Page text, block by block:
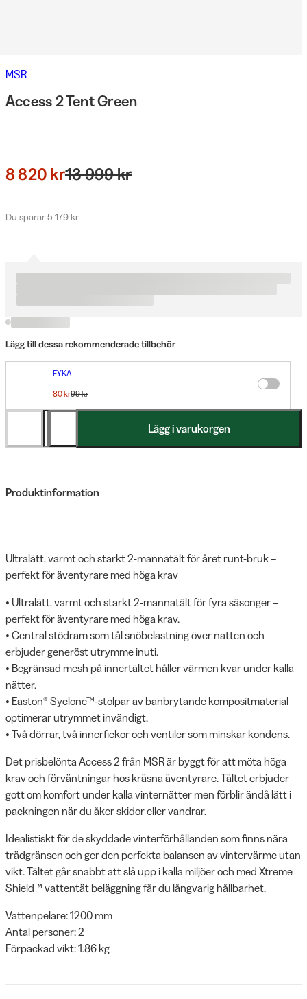
MSR
Access 2 Tent Green
8 820 kr13 999 kr
Du sparar 5 179 kr
Lägg till dessa rekommenderade tillbehör
FYKA
Luxa Tältlampa Gul
80 kr99 kr
Lägg i varukorgen
Produktinformation
Ultralätt, varmt och starkt 2-mannatält för året runt-bruk –
perfekt för äventyrare med höga krav
• Ultralätt, varmt och starkt 2-mannatält för fyra säsonger –
perfekt för äventyrare med höga krav.
• Central stödram som tål snöbelastning över natten och
erbjuder generöst utrymme inuti.
• Begränsad mesh på innertältet håller värmen kvar under kalla
nätter.
• Easton® Syclone™-stolpar av banbrytande kompositmaterial
optimerar utrymmet invändigt.
• Två dörrar, två innerfickor och ventiler som minskar kondens.
Det prisbelönta Access 2 från MSR är byggt för att möta höga
krav och förväntningar hos kräsna äventyrare. Tältet erbjuder
gott om komfort under kalla vinternätter men förblir ändå lätt i
packningen när du åker skidor eller vandrar.
Idealistiskt för de skyddade vinterförhållanden som finns nära
trädgränsen och ger den perfekta balansen av vintervärme utan
vikt. Tältet går snabbt att slå upp i kalla miljöer och med Xtreme
Shield™ vattentät beläggning får du långvarig hållbarhet.
Vattenpelare: 1200 mm
Antal personer: 2
Förpackad vikt: 1.86 kg